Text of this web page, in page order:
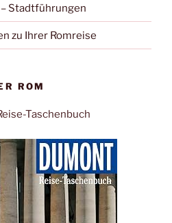
Stadtführungen
zu Ihrer Romreise
ROM
Taschenbuch